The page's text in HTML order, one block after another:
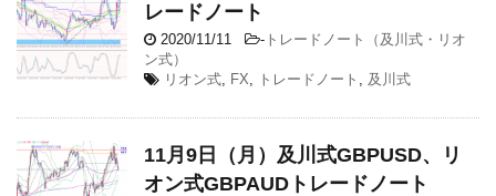
レードノート
2020/11/11 - トレードノート（及川式・リオ
ン式）
リオン式, FX, トレードノート , 及川式
11月9日（月）及川式GBPUSD、リ
オン式GBPAUDトレードノート